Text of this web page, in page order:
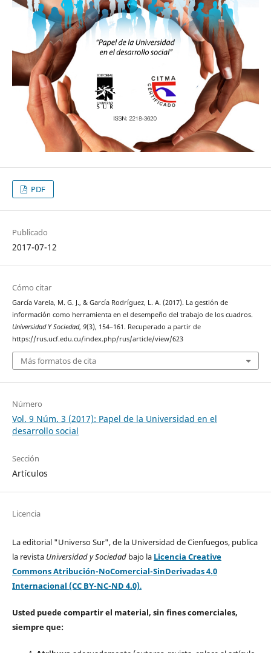
PDF
Publicado
2017-07-12
Cómo citar
García Varela, M. G. J., & García Rodríguez, L. A. (2017). La gestión de
información como herramienta en el desempeño del trabajo de los cuadros.
Universidad Y Sociedad, 9(3), 154–161. Recuperado a partir de
https://rus.ucf.edu.cu/index.php/rus/article/view/623
Más formatos de cita
Número
Vol. 9 Núm. 3 (2017): Papel de la Universidad en el
desarrollo social
Sección
Artículos
Licencia
La editorial "Universo Sur", de la Universidad de Cienfuegos, publica
la revista Universidad y Sociedad bajo la Licencia Creative
Commons Atribución-NoComercial-SinDerivadas 4.0
Internacional (CC BY-NC-ND 4.0).
Usted puede compartir el material, sin fines comerciales,
siempre que: